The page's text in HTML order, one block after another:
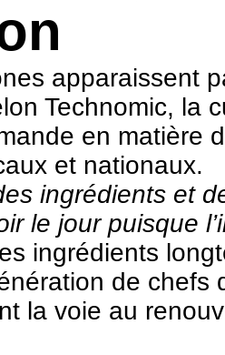
apparaissent
Technomic, la
en matière
et nationaux.
ingrédients et
le jour puisque
ingrédients
de chefs
la voie au